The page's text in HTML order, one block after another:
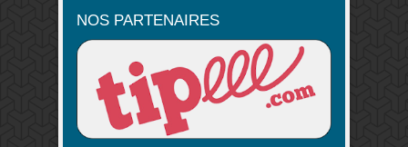
NOS PARTENAIRES